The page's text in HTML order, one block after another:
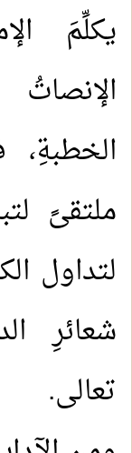
يكلِّمَ
ملتقىً
لتداول
شعائرِ
تعالى.